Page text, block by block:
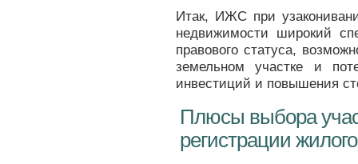
Итак, ИЖС при
недвижимости широкий
правового статуса,
земельном участке и
инвестиций и повышения
Плюсы выбора
регистрации